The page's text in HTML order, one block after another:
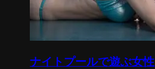
ナイトプールで遊ぶ女性